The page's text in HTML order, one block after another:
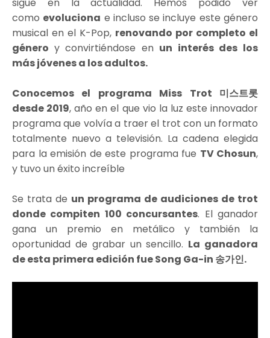
sigue en la actualidad. Hemos podido ver
como evoluciona e incluso se incluye este género
musical en el K-Pop, renovando por completo el
género y convirtiéndose en un interés des los
más jóvenes a los adultos.
Conocemos el programa Miss Trot 미스트롯
desde 2019, año en el que vio la luz este innovador
programa que volvía a traer el trot con un formato
totalmente nuevo a televisión. La cadena elegida
para la emisión de este programa fue TV Chosun,
y tuvo un éxito increíble
Se trata de un programa de audiciones de trot
donde compiten 100 concursantes. El ganador
gana un premio en metálico y también la
oportunidad de grabar un sencillo. La ganadora
de esta primera edición fue Song Ga-in 송가인.